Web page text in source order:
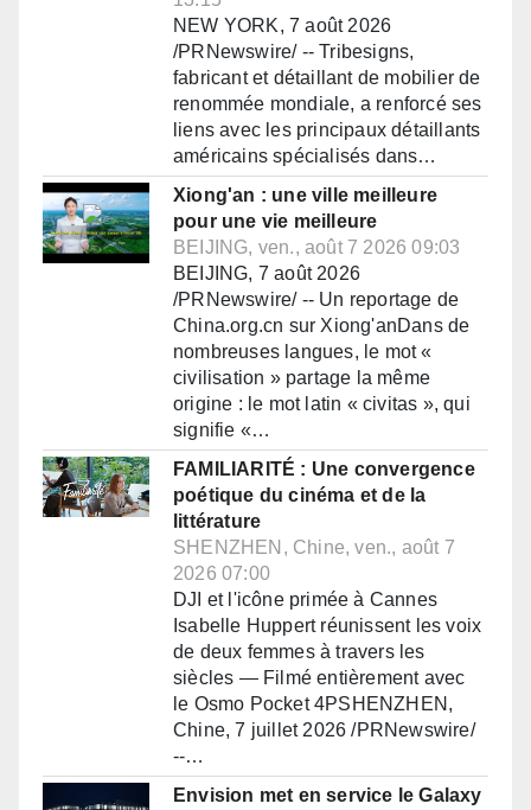
NEW YORK, 7 août 2026
/PRNewswire/ -- Tribesigns,
fabricant et détaillant de mobilier de
renommée mondiale, a renforcé ses
liens avec les principaux détaillants
américains spécialisés dans…
Xiong'an : une ville meilleure
pour une vie meilleure
BEIJING, ven., août 7 2026 09:03
BEIJING, 7 août 2026
/PRNewswire/ -- Un reportage de
China.org.cn sur Xiong'anDans de
nombreuses langues, le mot «
civilisation » partage la même
origine : le mot latin « civitas », qui
signifie «…
FAMILIARITÉ : Une convergence
poétique du cinéma et de la
littérature
SHENZHEN, Chine, ven., août 7
2026 07:00
DJI et l'icône primée à Cannes
Isabelle Huppert réunissent les voix
de deux femmes à travers les
siècles — Filmé entièrement avec
le Osmo Pocket 4PSHENZHEN,
Chine, 7 juillet 2026 /PRNewswire/
--…
Envision met en service le Galaxy